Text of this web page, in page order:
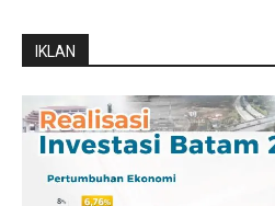
IKLAN